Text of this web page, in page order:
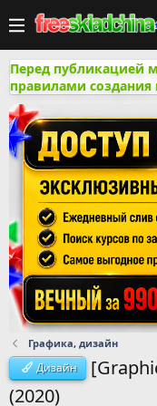
Перед публикацией
правилами
Графика, дизайн
Дизайн
(2020)